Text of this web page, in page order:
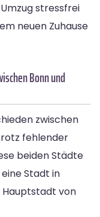
stressfrei
neuen Zuhause
Bonn und
zwischen
fehlender
beiden Städte
Stadt in
Hauptstadt von